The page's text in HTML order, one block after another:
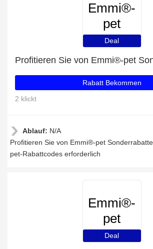
Emmi®-
pet
Deal
Profitieren Sie von Emmi®-pet
Rabatt Bekommen
2 klickt
Ablauf: N/A
Profitieren Sie von Emmi®-pet
pet-Rabattcodes erforderlich
Emmi®-
pet
Deal